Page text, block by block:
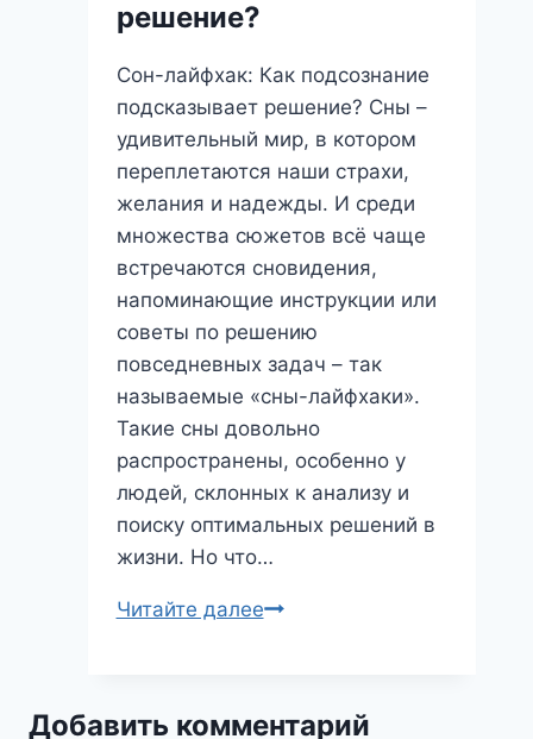
решение?
Сон-лайфхак: Как подсознание
подсказывает решение? Сны –
удивительный мир, в котором
переплетаются наши страхи,
желания и надежды. И среди
множества сюжетов всё чаще
встречаются сновидения,
напоминающие инструкции или
советы по решению
повседневных задач – так
называемые «сны-лайфхаки».
Такие сны довольно
распространены, особенно у
людей, склонных к анализу и
поиску оптимальных решений в
жизни. Но что…
Читайте далееСон-
Добавить комментарий